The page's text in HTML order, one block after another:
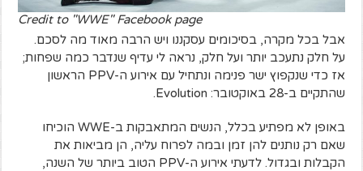
Credit to "WWE" Facebook page
אבל בכל מקרה, בסיכומים עסקננו ויש הרבה מאוד מה לסכם.
על חלק נתעכב יותר ועל חלק, נראה לי עדיף שנדבר כמה שפחות;
אז כדי שנקפוץ ישר פנימה ונתחיל עם אירוע ה-PPV הראשון
שהתקיים ב-28 באוקטובר: Evolution.
באופן לא מפתיע בכלל, הנשים המתאבקות ב-WWE הוכיחו
שאם רק נותנים להן זמן ובמה לפרוח עליה, הן מביאות את
הקבלות ובגדול. לדעתי אירוע ה-PPV הטוב ביותר של השנה,